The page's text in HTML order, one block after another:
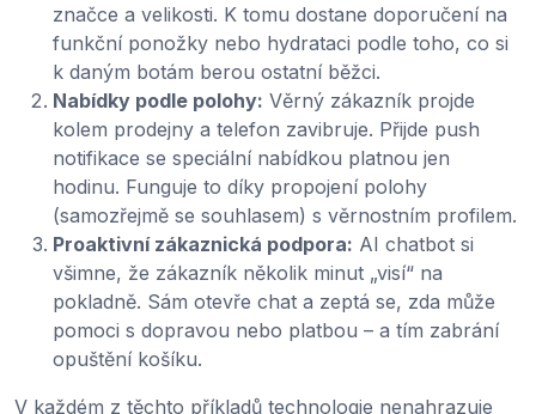
značce a velikosti. K tomu dostane doporučení na
funkční ponožky nebo hydrataci podle toho, co si
k daným botám berou ostatní běžci.
Nabídky podle polohy: Věrný zákazník projde
kolem prodejny a telefon zavibruje. Přijde push
notifikace se speciální nabídkou platnou jen
hodinu. Funguje to díky propojení polohy
(samozřejmě se souhlasem) s věrnostním profilem.
Proaktivní zákaznická podpora: AI chatbot si
všimne, že zákazník několik minut „visí“ na
pokladně. Sám otevře chat a zeptá se, zda může
pomoci s dopravou nebo platbou – a tím zabrání
opuštění košíku.
V každém z těchto příkladů technologie nenahrazuje